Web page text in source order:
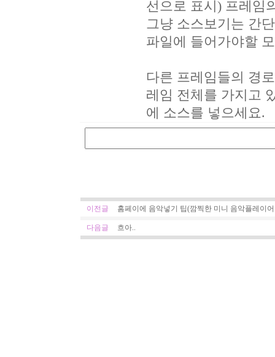
선으로 표시) 프레임
그냥 소스보기는 간
파일에 들어가야할
다른 프레임들의 경
레임 전체를 가지고
에 소스를 넣으세요.
이전글 홈페이에 음악넣기 팁(깜찍한 미니 음악플레이
다음글 흐아..